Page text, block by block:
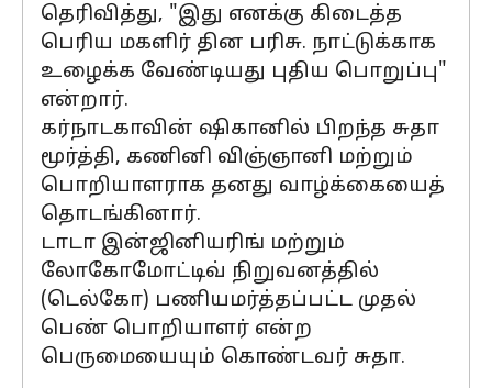
தெரிவித்து, "இது எனக்கு கிடைத்த
பெரிய மகளிர் தின பரிசு. நாட்டுக்காக
உழைக்க வேண்டியது புதிய பொறுப்பு"
என்றார்.
கர்நாடகாவின் ஷிகானில் பிறந்த சுதா
மூர்த்தி, கணினி விஞ்ஞானி மற்றும்
பொறியாளராக தனது வாழ்க்கையைத்
தொடங்கினார்.
டாடா இன்ஜினியரிங் மற்றும்
லோகோமோட்டிவ் நிறுவனத்தில்
(டெல்கோ) பணியமர்த்தப்பட்ட முதல்
பெண் பொறியாளர் என்ற
பெருமையையும் கொண்டவர் சுதா.